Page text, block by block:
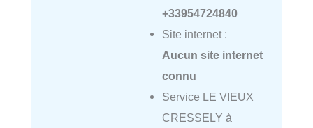
+33954724840
Site internet :
Aucun site internet
connu
Service LE VIEUX
CRESSELY à